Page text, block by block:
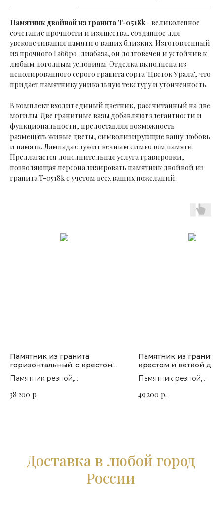
Памятник двойной из гранита T-0518k - великолепное
сочетание прочности и изящества, созданное для
увековечивания памяти о ваших близких. Изготовленный
из прочного Габбро-диабаза, он долговечен и устойчив к
любым погодным условиям. Отделка выполнена из
неполированного серого гранита сорта "Цветок Урала", что
придает памятнику уникальную текстуру и утонченность.
В комплект входит единый цветник, рассчитанный на две
могилы. Две гранитные вазы добавляют элегантности и
функциональности, предоставляя возможность
размещать живые цветы, символизирующие вашу любовь
и память. Лампада служит вечным символом памяти.
Предлагается дополнительная услуга гравировки,
позволяющая персонализировать памятник двойной из
гранита T-0518k с учетом всех ваших пожеланий.
Памятник из гранита
горизонтальный, с крестом
и драпировкой П-180
Памятник резной,
на выбор
38 200 р.
Памятник из гранита
крестом и веткой
П-171
Памятник резной,
на выбор
49 200 р.
Доставка в любой город
России